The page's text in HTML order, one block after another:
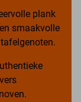
plank
smaakvolle